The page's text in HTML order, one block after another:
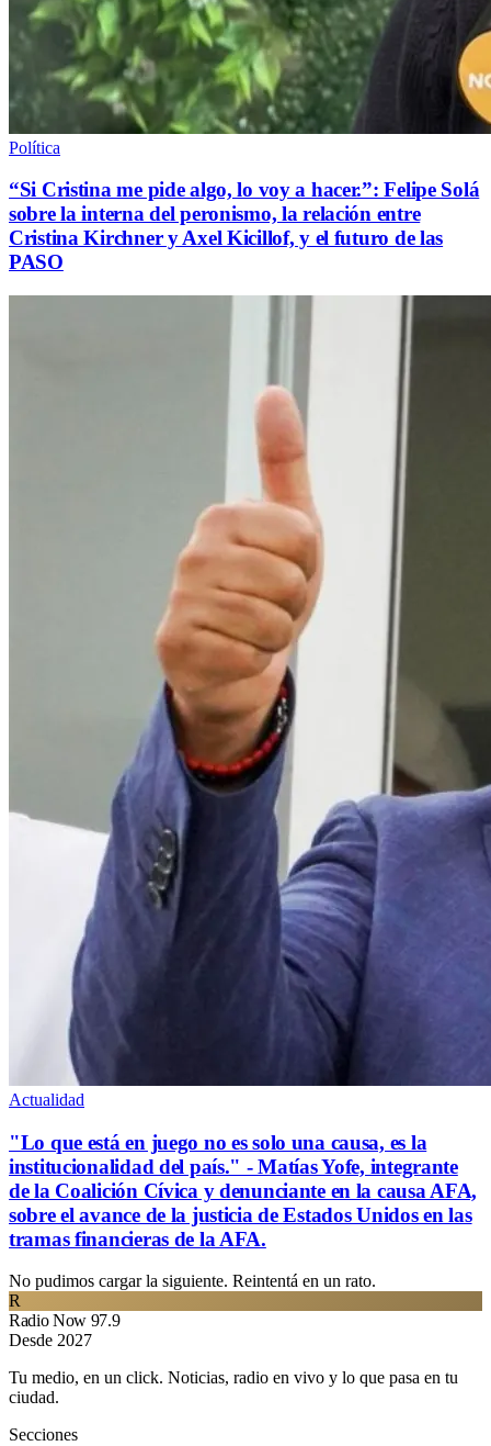
Política
“Si Cristina me pide algo, lo voy a hacer.”: Felipe Solá
sobre la interna del peronismo, la relación entre
Cristina Kirchner y Axel Kicillof, y el futuro de las
PASO
Actualidad
"Lo que está en juego no es solo una causa, es la
institucionalidad del país." - Matías Yofe, integrante
de la Coalición Cívica y denunciante en la causa AFA,
sobre el avance de la justicia de Estados Unidos en las
tramas financieras de la AFA.
No pudimos cargar la siguiente. Reintentá en un rato.
R
Radio Now 97.9
Desde 2027
Tu medio, en un click. Noticias, radio en vivo y lo que pasa en tu
ciudad.
Secciones